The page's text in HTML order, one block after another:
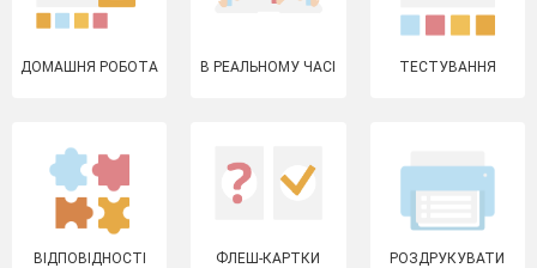
ДОМАШНЯ РОБОТА В РЕАЛЬНОМУ ЧАСІ ТЕСТУВАННЯ
ВІДПОВІДНОСТІ ФЛЕШ-КАРТКИ РОЗДРУКУВАТИ